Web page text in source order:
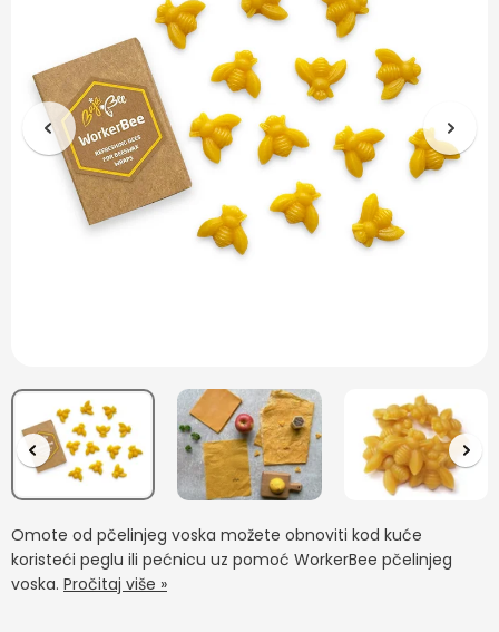
Omote od pčelinjeg voska možete obnoviti kod kuće
koristeći peglu ili pećnicu uz pomoć WorkerBee pčelinjeg
voska. Pročitaj više »